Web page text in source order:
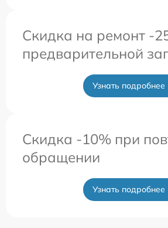
Скидка на ремонт -
предварительной
Узнать подробнее
Скидка -10% при
обращении
Узнать подробнее